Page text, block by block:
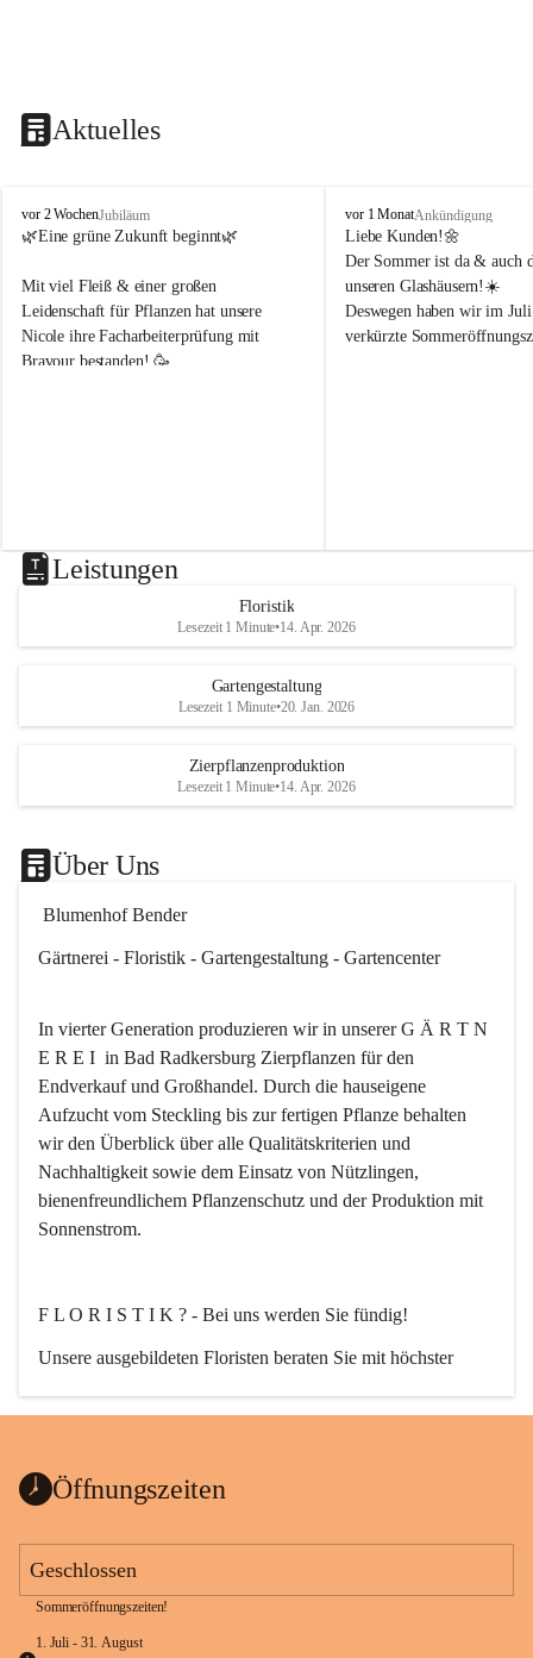
Aktuelles
B
l
m
e
n
h
o
vor 2 WochenJubiläum
🌿Eine grüne Zukunft beginnt🌿
Mit viel Fleiß & einer großen
Leidenschaft für Pflanzen hat unsere
Nicole ihre Facharbeiterprüfung mit
Bravour bestanden! 🥳
B
l
u
m
e
n
h
vor 1 MonatAnkündigung
Liebe Kunden!🌼
Der Sommer ist da & auch
unseren Glashäusern!☀️
Deswegen haben wir im
verkürzte
ein kleines Mitbringserl,
Leistungen
Floristik
Lesezeit 1 Minute•14. Apr. 2026
Gartengestaltung
Lesezeit 1 Minute•20. Jan. 2026
Zierpflanzenproduktion
Lesezeit 1 Minute•14. Apr. 2026
Über Uns
Blumenhof Bender
Gärtnerei - Floristik - Gartengestaltung - Gartencenter
In vierter Generation produzieren wir in unserer G Ä R T N
E R E I  in Bad Radkersburg Zierpflanzen für den
Endverkauf und Großhandel. Durch die hauseigene
Aufzucht vom Steckling bis zur fertigen Pflanze behalten
wir den Überblick über alle Qualitätskriterien und
Nachhaltigkeit sowie dem Einsatz von Nützlingen,
bienenfreundlichem Pflanzenschutz und der Produktion mit
Sonnenstrom.
F L O R I S T I K ? - Bei uns werden Sie fündig!
Unsere ausgebildeten Floristen beraten Sie mit höchster
oder auch Trauerfloristik. Nach Ihren wünschen planen,
Anlass.
G A R T E N G E S T A L T U N G ganz nach Ihrem Stil.
Öffnungszeiten
Geschlossen
Sommeröffnungszeiten!
1. Juli - 31. August